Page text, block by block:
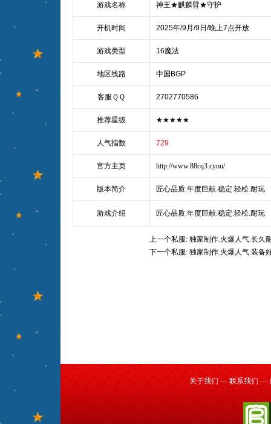
游戏名称 神王★麒麟臂★守护
开机时间 2025年/9月/9日/晚上7点开放
游戏类型 16魔法
地区线路 中国BGP
客服ＱＱ 2702770586
推荐星级 ★★★★★
人气指数 729
官方主页 http://www.88cq3.cyou/
版本简介 匠心品质.年度巨献.稳定.轻松.耐玩
游戏介绍 匠心品质.年度巨献.稳定.轻松.耐玩
上一个私服: 独家制作.火爆人气.长久
下一个私服: 独家制作.火爆人气.装备
关于我们 — 联系我们 —